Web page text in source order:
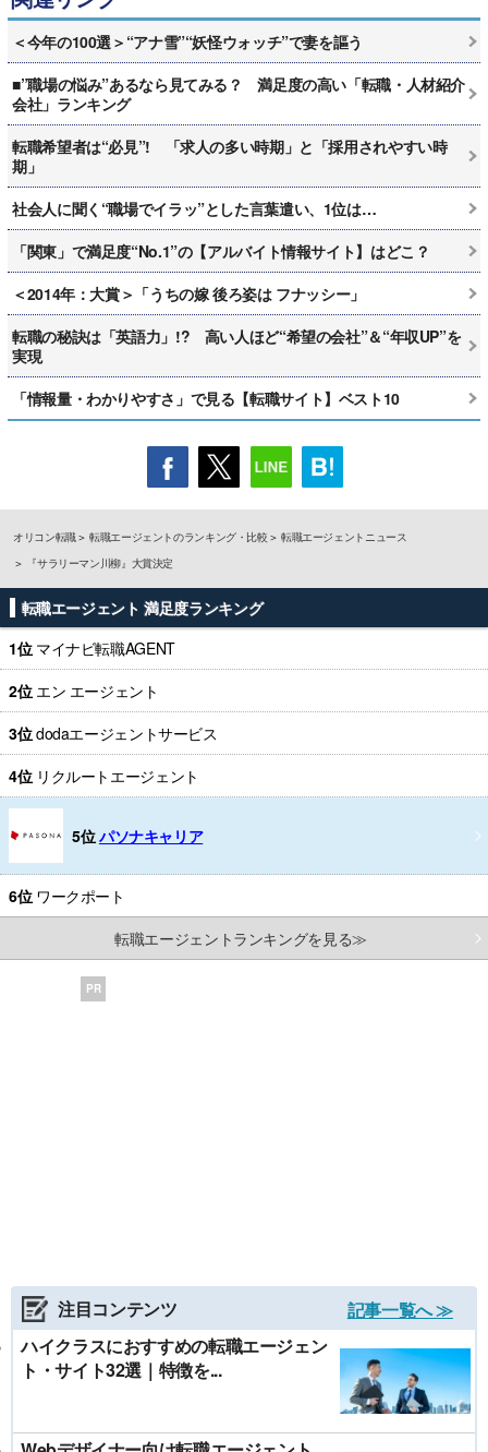
＜今年の100選＞“アナ雪”“妖怪ウォッチ”で妻を謳う
■”職場の悩み”あるなら見てみる？ 満足度の高い「転職・人材紹介
会社」ランキング
転職希望者は“必見”! 「求人の多い時期」と「採用されやすい時
期」
社会人に聞く“職場でイラッ”とした言葉遣い、1位は…
「関東」で満足度“No.1”の【アルバイト情報サイト】はどこ？
＜2014年：大賞＞「うちの嫁 後ろ姿は フナッシー」
転職の秘訣は「英語力」!? 高い人ほど“希望の会社”＆“年収UP”を
実現
「情報量・わかりやすさ」で見る【転職サイト】ベスト10
オリコン転職 転職エージェントのランキング・比較
転職エージェントニュース
『サラリーマン川柳』大賞決定
転職エージェント 満足度ランキング
1位 マイナビ転職AGENT
2位 エン エージェント
3位dodaエージェントサービス
4位 リクルートエージェント
5位パソナキャリア
6位 ワークポート
転職エージェントランキングを見る≫
PR
注目コンテンツ
記事一覧へ ≫
ハイクラスにおすすめの転職エージェン
ト・サイト32選｜特徴を...